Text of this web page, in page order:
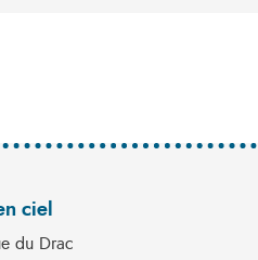
ciel
du Drac